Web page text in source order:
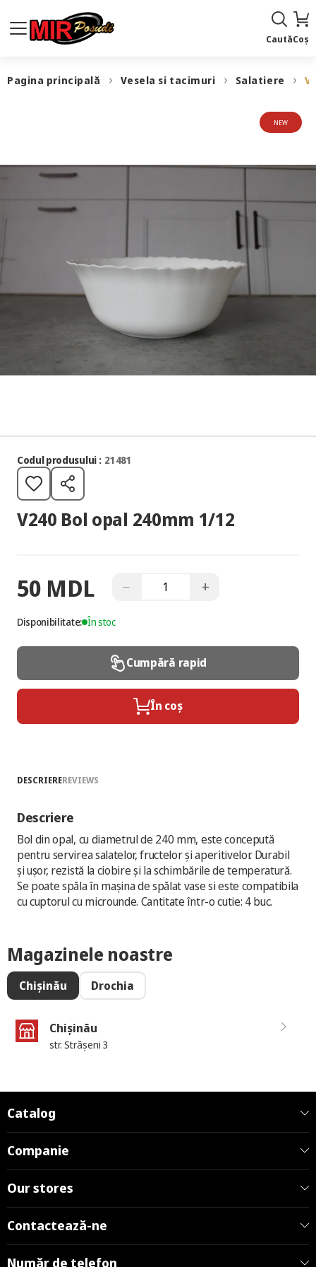
CautăCoș
Pagina principală Vesela si tacimuri Salatiere
NEW
Codul produsului : 21481
V240 Bol opal 240mm 1/12
50 MDL − +
Disponibilitate: În stoc
Cumpără rapid
În coș
DESCRIEREREVIEWS
Descriere
Bol din opal, cu diametrul de 240 mm, este concepută
pentru servirea salatelor, fructelor și aperitivelor. Durabil
și ușor, rezistă la ciobire și la schimbările de temperatură.
Se poate spăla în mașina de spălat vase si este compatibila
cu cuptorul cu microunde. Cantitate într-o cutie: 4 buc.
Magazinele noastre
Chișinău Drochia
Chișinău
str. Strășeni 3
Catalog
Companie
Our stores
Contactează-ne
Număr de telefon